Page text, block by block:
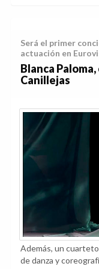
Será el primer
actuación en
Blanca
Canillejas
Además, un
de danza y